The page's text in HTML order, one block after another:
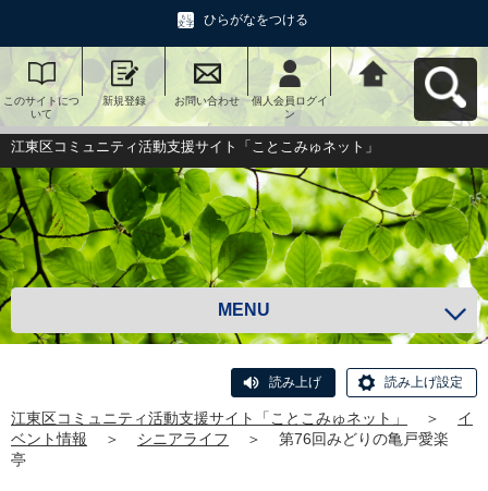
ひらがなをつける
このサイトにつ
いて
新規登録 お問い合わせ
個人会員ログイ
ン
江東区コミュニ
ティ活動支援サ
イト「ことこみ
ゅネット」へ戻
る
江東区コミュニティ活動支援サイト「ことこみゅネット」
MENU
読み上げ 読み上げ設定
江東区コミュニティ活動支援サイト「ことこみゅネット」 ＞
イ
ベント情報
＞ シニアライフ ＞
第76回みどりの亀戸愛楽
亭